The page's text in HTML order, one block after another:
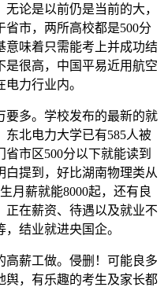
论是以前仍是当前的大，
市，两所高校都是500分
意味着只需能考上并成功结
是很高，中国平易近用航空
力行业内。
多。学校发布的最新的就
北电力大学已有585人被
市区500分以下就能读到
提到，好比湖南物理类从
月薪就能8000起，还有良
正在薪资、待遇以及就业不
结业就进央国企。
薪工做。侵删！可能良多
舆，有乐趣的考生及家长都